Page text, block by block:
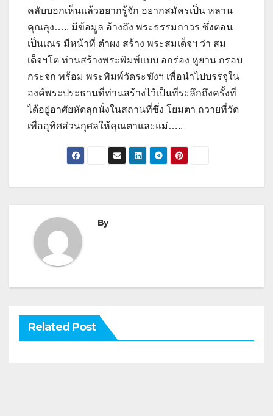
คลับบอกเห็นแล้วอยากรู้จัก อยากสมัครเป็น หลาน
คุณลุง….. มีข้อมูล อ้างถึง พระธรรมถาวร ซึ่งตอน
เป็นเณร มีหน้าที่ ตำผง สร้าง พระสมเด็จฯ ว่า สม
เด็จฯโต ท่านสร้างพระพิมพ์แบบ อกร่อง หูยาน กรอบ
กระจก พร้อม พระพิมพ์วัดระฆังฯ เพื่อนำไปบรรจุใน
องค์พระประธานที่ท่านสร้างไว้เป็นที่ระลึกถึงครั้งที่
ได้อยู่อาศัยหัดลุกนั่งในสถานที่ซึ่ง โยมตา ถวายที่วัด
เพื่ออุทิศส่วนกุศลให้คุณตาและแม่…..
By
Related Post